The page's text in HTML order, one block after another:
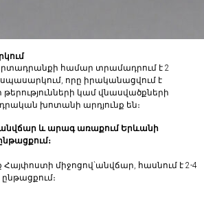
համար տրամադրում է 2
որը իրականացվում է
կամ վնասվածքների
խոտանի արդյունք են։
և արագ առաքում Երևանի
Հայփոստի միջոցով`անվճար, հասնում է 2-4